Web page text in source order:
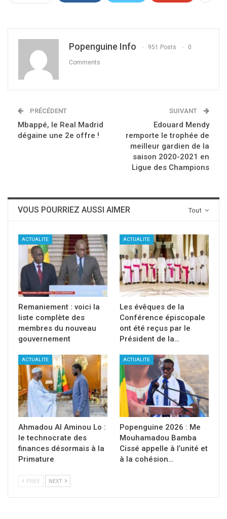
Popenguine Info 951 Posts 0
Comments
PRÉCÉDENT
Mbappé, le Real Madrid
dégaine une 2e offre !
SUIVANT
Edouard Mendy
remporte le trophée de
meilleur gardien de la
saison 2020-2021 en
Ligue des Champions
Tout
VOUS POURRIEZ AUSSI AIMER
ACTUALITE
Remaniement : voici la
liste complète des
membres du nouveau
gouvernement
ACTUALITE
Les évêques de la
Conférence épiscopale
ont été reçus par le
Président de la…
ACTUALITE
Ahmadou Al Aminou Lo :
le technocrate des
finances désormais à la
Primature
ACTUALITE
Popenguine 2026 : Me
Mouhamadou Bamba
Cissé appelle à l’unité et
à la cohésion…
PREV NEXT